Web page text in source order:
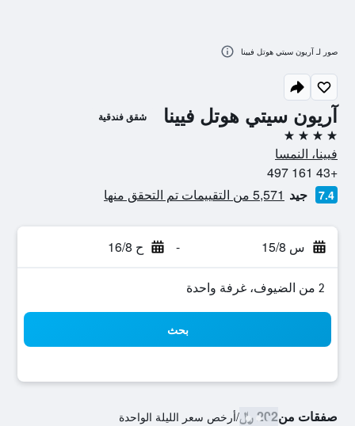
آريون سيتي هوتل فيينا شقق فندقية
4 نجوم
فيينا، النمسا
+43 161 497
7.4 جيد 5,571 من التقييمات تم التحقق منها
س 15/8 - ح 16/8
2 من الضيوف، غرفة واحدة
بحث
صفقات من202 ﷼ /أرخص سعر الليلة الواحدة
صور لـ آريون سيتي هوتل فيينا